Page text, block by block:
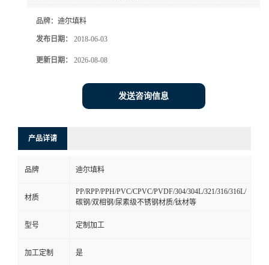
品牌： 迪尔填料
发布日期： 2018-06-03
更新日期： 2026-08-08
发送咨询信息
产品详请
品牌 迪尔填料
材质
PP/RPP/PPH/PVC/CPVC/PVDF/304/304L/321/316/316L/
碳钢/双相钢/尿素级不锈钢材质/钛材等
型号 定制加工
加工定制 是